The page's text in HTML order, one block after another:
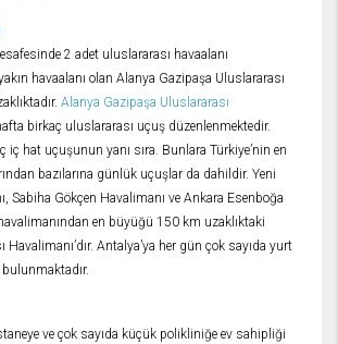
2 adet uluslararası havaalanı
havaalanı olan Alanya Gazipaşa Uluslararası
Alanya Gazipaşa Uluslararası
birkaç uluslararası uçuş düzenlenmektedir.
iç hat uçuşunun yanı sıra. Bunlara Türkiye’nin en
bazılarına günlük uçuşlar da dahildir. Yeni
Sabiha Gökçen Havalimanı ve Ankara Esenboğa
en büyüğü 150 km uzaklıktaki
Antalya’ya her gün çok sayıda yurt
ve çok sayıda küçük polikliniğe ev sahipliği